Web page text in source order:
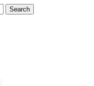
Search